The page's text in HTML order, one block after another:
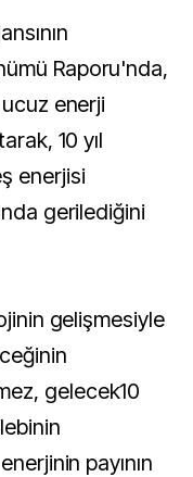
Raporu'nda,
enerji
10 yıl
enerjisi
gerilediğini
gelişmesiyle
gelecek10
payının